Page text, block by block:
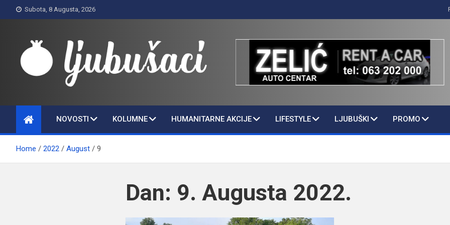
to
Subota, 8 Augusta, 2026
Ljubušaci
NOVOSTI KOLUMNE HUMANITARNE AKCIJE LIFESTYLE LJUBUŠKI PROMO
Home 2022 August 9
Dan: 9. Augusta 2022.